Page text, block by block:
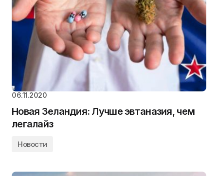
06.11.2020
Новая Зеландия: Лучше эвтаназия, чем
легалайз
Новости